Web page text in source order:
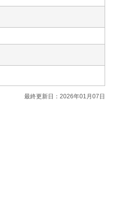
最終更新日：2026年01月07日